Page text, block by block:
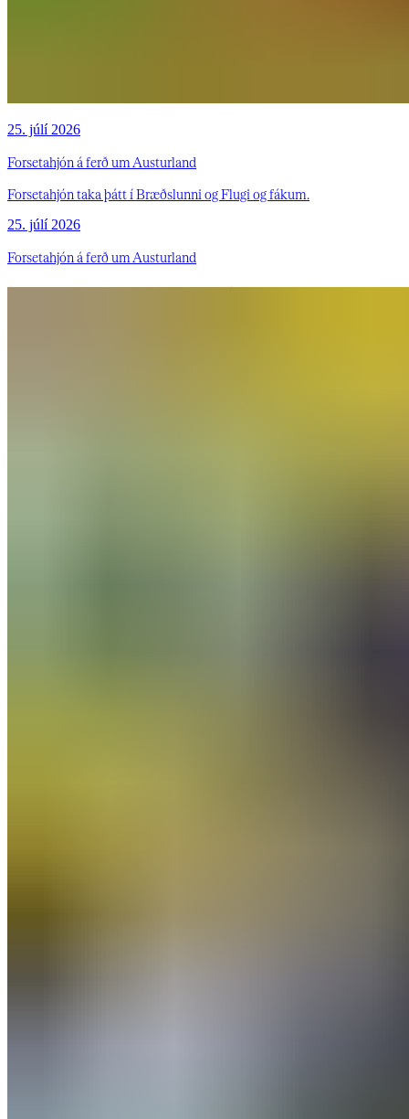
25. júlí 2026
Forsetahjón á ferð um Austurland
Forsetahjón taka þátt í Bræðslunni og Flugi og fákum.
25. júlí 2026
Forsetahjón á ferð um Austurland